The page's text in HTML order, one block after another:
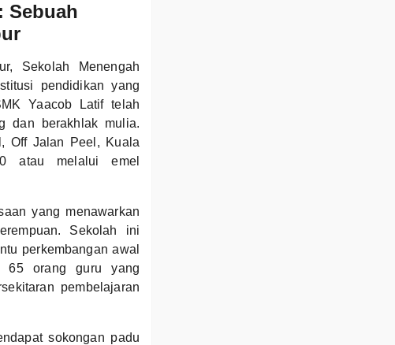
Sebuah
Sekolah Menengah
pendidikan yang
Yaacob Latif telah
dan berakhlak mulia.
Off Jalan Peel, Kuala
atau melalui emel
yang menawarkan
Sekolah ini
perkembangan awal
65 orang guru yang
pembelajaran
sokongan padu